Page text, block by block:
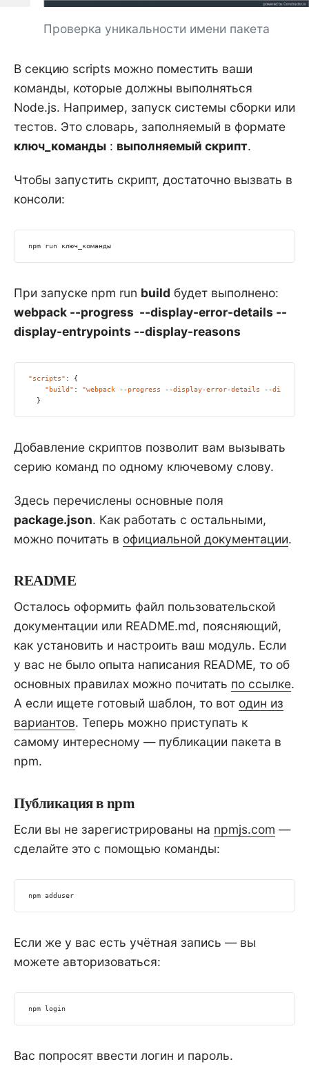
Проверка уникальности имени пакета
В секцию scripts можно поместить ваши
команды, которые должны выполняться
Node.js. Например, запуск системы сборки или
тестов. Это словарь, заполняемый в формате
ключ_команды : выполняемый скрипт.
Чтобы запустить скрипт, достаточно вызвать в
консоли:
npm run ключ_команды
При запуске npm run build будет выполнено:
webpack --progress --display-error-details --
display-entrypoints --display-reasons
"scripts" : {
"build" : "webpack --progress --display-error-details --display-
  }
Добавление скриптов позволит вам вызывать
серию команд по одному ключевому слову.
Здесь перечислены основные поля
package.json. Как работать с остальными,
можно почитать в официальной документации.
README
Осталось оформить файл пользовательской
документации или README.md, поясняющий,
как установить и настроить ваш модуль. Если
у вас не было опыта написания README, то об
основных правилах можно почитать по ссылке.
А если ищете готовый шаблон, то вот один из
вариантов. Теперь можно приступать к
самому интересному — публикации пакета в
npm.
Публикация в npm
Если вы не зарегистрированы на npmjs.com —
сделайте это с помощью команды:
npm adduser
Если же у вас есть учётная запись — вы
можете авторизоваться:
npm login
Вас попросят ввести логин и пароль.